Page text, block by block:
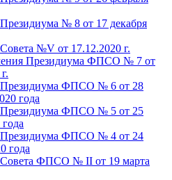
№ 8 от 17 декабря
№V от 17.12.2020 г.
Президиума ФПСО № 7 от
Президиума ФПСО № 6 от 28
года
Президиума ФПСО № 5 от 25
Президиума ФПСО № 4 от 24
года
Совета ФПСО № II от 19 марта